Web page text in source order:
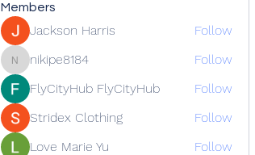
Members
Jackson Harris Follow
nikipe8184
nikipe8184
Follow
FlyCityHub FlyCityHub
Follow
Stridex Clothing
Follow
Love Marie Yu
Follow